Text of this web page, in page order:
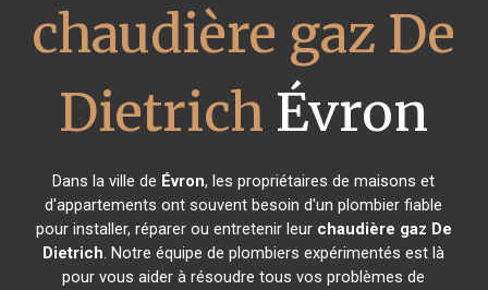
chaudière gaz De
Dietrich Évron
Dans la ville de Évron, les propriétaires de maisons et
d'appartements ont souvent besoin d'un plombier fiable
pour installer, réparer ou entretenir leur chaudière gaz De
Dietrich. Notre équipe de plombiers expérimentés est là
pour vous aider à résoudre tous vos problèmes de